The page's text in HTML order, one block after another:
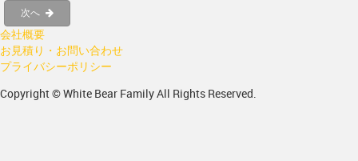
次へ
会社概要
お見積り・お問い合わせ
プライバシーポリシー
Copyright © White Bear Family All Rights Reserved.